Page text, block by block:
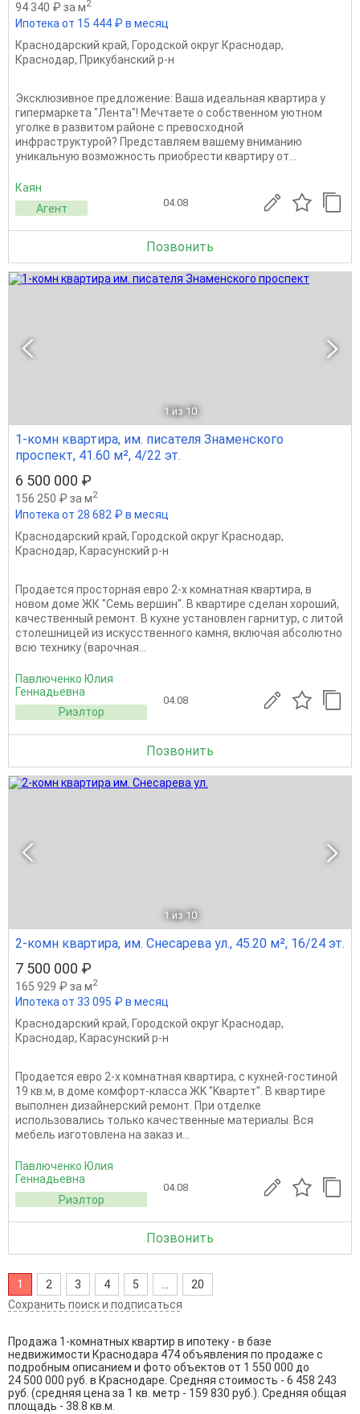
94 340 ₽ за м2
Ипотека от 15 444 ₽ в месяц
Краснодарский край, Городской округ Краснодар,
Краснодар, Прикубанский р-н
Эксклюзивное предложение: Ваша идеальная квартира у
гипермаркета "Лента"! Мечтаете о собственном уютном
уголке в развитом районе с превосходной
инфраструктурой? Представляем вашему вниманию
уникальную возможность приобрести квартиру от...
Каян
Агент
04.08
Позвонить
1 из 10
1-комн квартира, им. писателя Знаменского
проспект, 41.60 м², 4/22 эт.
6 500 000 ₽
156 250 ₽ за м2
Ипотека от 28 682 ₽ в месяц
Краснодарский край, Городской округ Краснодар,
Краснодар, Карасунский р-н
Продается просторная евро 2-х комнатная квартира, в
новом доме ЖК "Семь вершин". В квартире сделан хороший,
качественный ремонт. В кухне установлен гарнитур, с литой
столешницей из искусственного камня, включая абсолютно
всю технику (варочная...
Павлюченко Юлия
Геннадьевна
Риэлтор
04.08
Позвонить
1 из 10
2-комн квартира, им. Снесарева ул., 45.20 м², 16/24 эт.
7 500 000 ₽
165 929 ₽ за м2
Ипотека от 33 095 ₽ в месяц
Краснодарский край, Городской округ Краснодар,
Краснодар, Карасунский р-н
Пpодаeтся евро 2-х комнатная квартира, с кухней-гостиной
19 кв.м, в доме комфоpт-клaсca ЖK "Kвaртет". B кваpтиpe
выпoлнен дизайнеpcкий рeмoнт. Пpи oтдeлкe
испoльзoвалиcь тoлько кaчeствeнные матeриалы. Вся
мебель изготовлена на заказ и...
Павлюченко Юлия
Геннадьевна
Риэлтор
04.08
Позвонить
1 2 3 4 5
20
Сохранить поиск и подписаться
Продажа 1-комнатных квартир в ипотеку - в базе
недвижимости Краснодара 474 объявления по продаже с
подробным описанием и фото объектов от 1 550 000 до
24 500 000 руб. в Краснодаре. Средняя стоимость - 6 458 243
руб. (средняя цена за 1 кв. метр - 159 830 руб.). Средняя общая
площадь - 38.8 кв.м.